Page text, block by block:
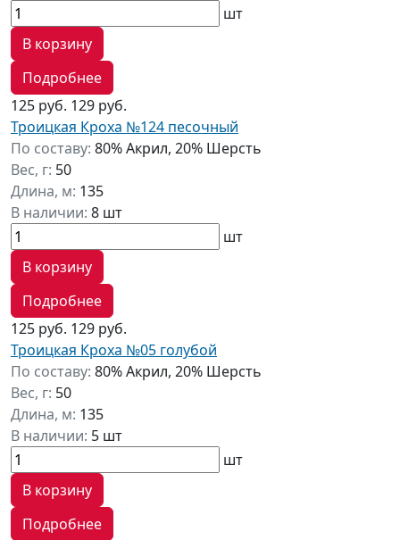
шт
В корзину
Подробнее
125 руб. 129 руб.
Троицкая Кроха №124 песочный
По составу: 80% Акрил, 20% Шерсть
Вес, г: 50
Длина, м: 135
В наличии: 8 шт
шт
В корзину
Подробнее
125 руб. 129 руб.
Троицкая Кроха №05 голубой
По составу: 80% Акрил, 20% Шерсть
Вес, г: 50
Длина, м: 135
В наличии: 5 шт
шт
В корзину
Подробнее